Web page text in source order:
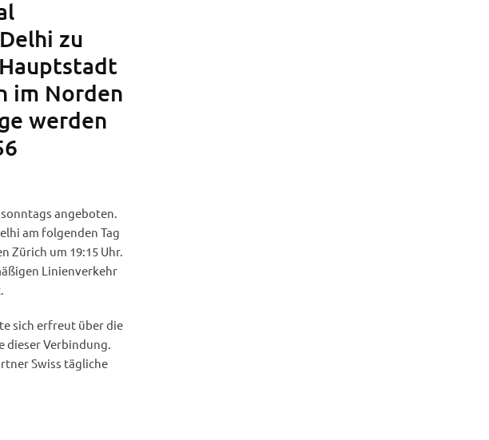
zu
im Norden
werden
angeboten.
am folgenden Tag
Zürich um 19:15 Uhr.
Linienverkehr
sich erfreut über die
dieser Verbindung.
Swiss tägliche